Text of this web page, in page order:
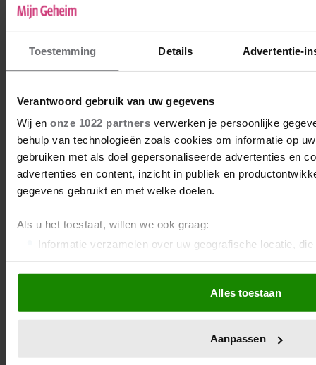
Toestemming Details Advertentie-
Verantwoord gebruik van uw gegevens
Wij en onze 1022 partnersverwerken je persoonlijke
behulp van technologieën zoals cookies om informatie op
gebruiken met als doel gepersonaliseerde advertenties en
advertenties en content, inzicht in publiek en
gegevens gebruikt en met welke doelen.
Als u het toestaat, willen we ook graag:
Informatie verzamelen over uw geografische locatie,
Uw apparaat identificeren door het actief te scannen op
Lees meer over hoe uw persoonlijke gegevens worden
Alles toestaan
Aanpassen